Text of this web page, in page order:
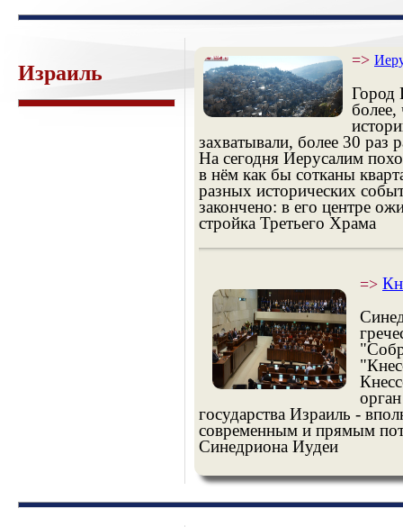
Израиль
=>
Город
захватывали, более 30 раз
На сегодня Иерусалим
в нём как бы сотканы
разных исторических
закончено: в его центре
стройка Третьего Храма
=>
государства Израиль -
современным и прямым
Синедриона Иудеи